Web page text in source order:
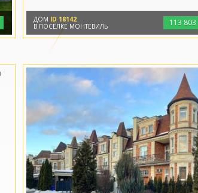
113 803
ДОМ ID 18142
В ПОСЁЛКЕ МОНТЕВИЛЬ